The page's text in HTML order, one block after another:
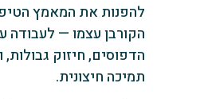
להפנות את המאמץ
הקורבן עצמו — לעבודה
הדפוסים, חיזוק גבולות,
תמיכה חיצונית.